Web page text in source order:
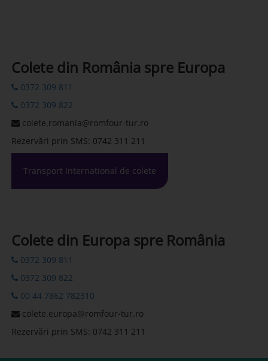
Colete din România spre Europa
0372 309 811
0372 309 822
colete.romania@romfour-tur.ro
Rezervări prin SMS: 0742 311 211
Transport International de colete
Colete din Europa spre România
0372 309 811
0372 309 822
00 44 7862 782310
colete.europa@romfour-tur.ro
Rezervări prin SMS: 0742 311 211